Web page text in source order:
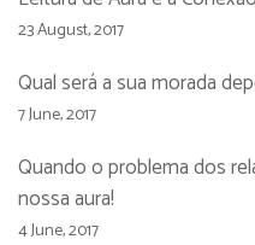
23 August, 2017
Qual será a sua morada
7 June, 2017
Quando o problema dos
nossa aura!
4 June, 2017